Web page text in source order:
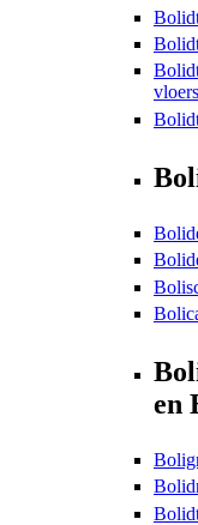
en